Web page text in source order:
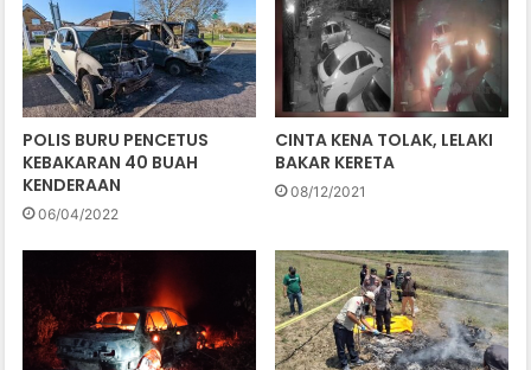
POLIS BURU PENCETUS
KEBAKARAN 40 BUAH
KENDERAAN
06/04/2022
CINTA KENA TOLAK, LELAKI
BAKAR KERETA
08/12/2021